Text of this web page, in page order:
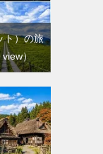
ト）の旅
view）